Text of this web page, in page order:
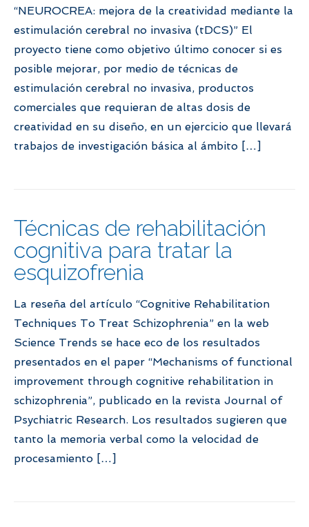
“NEUROCREA: mejora de la creatividad mediante la
estimulación cerebral no invasiva (tDCS)” El
proyecto tiene como objetivo último conocer si es
posible mejorar, por medio de técnicas de
estimulación cerebral no invasiva, productos
comerciales que requieran de altas dosis de
creatividad en su diseño, en un ejercicio que llevará
trabajos de investigación básica al ámbito […]
Técnicas de rehabilitación
cognitiva para tratar la
esquizofrenia
La reseña del artículo “Cognitive Rehabilitation
Techniques To Treat Schizophrenia” en la web
Science Trends se hace eco de los resultados
presentados en el paper “Mechanisms of functional
improvement through cognitive rehabilitation in
schizophrenia”, publicado en la revista Journal of
Psychiatric Research. Los resultados sugieren que
tanto la memoria verbal como la velocidad de
procesamiento […]